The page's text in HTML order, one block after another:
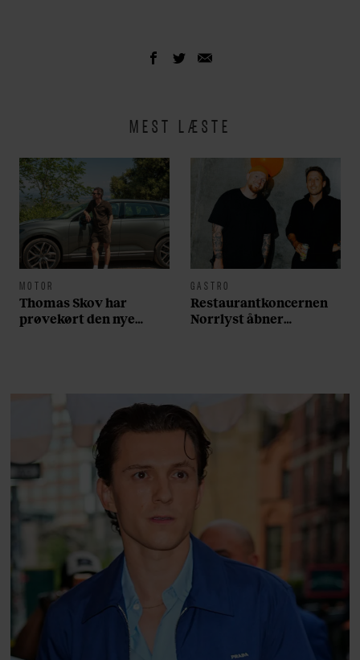
MEST LÆSTE
MOTOR
Thomas Skov har
prøvekørt den nye
GASTRO
Restaurantkoncernen
Norrlyst åbner